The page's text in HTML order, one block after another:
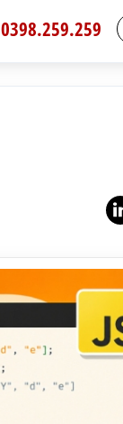
0398.259.259